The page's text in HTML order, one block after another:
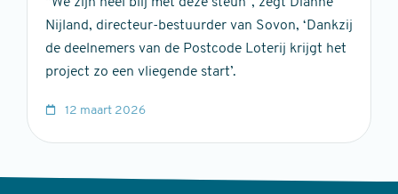
Nijland, directeur-bestuurder van Sovon, ‘Dankzij
de deelnemers van de Postcode Loterij krijgt het
project zo een vliegende start’.
12 maart 2026